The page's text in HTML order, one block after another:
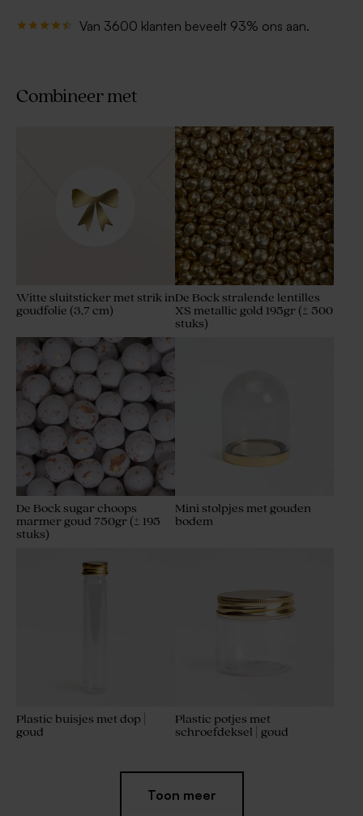
Van 3600 klanten beveelt 93% ons aan.
Combineer met
Witte sluitsticker met strik in
goudfolie (3,7 cm)
De Bock stralende lentilles
XS metallic gold 195gr (± 500
stuks)
De Bock sugar choops
marmer goud 750gr (± 195
stuks)
Mini stolpjes met gouden
bodem
Plastic buisjes met dop |
goud
Plastic potjes met
schroefdeksel | goud
Toon meer